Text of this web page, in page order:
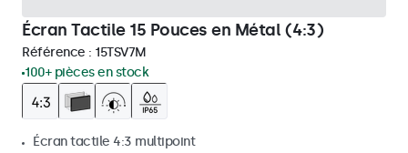
Écran Tactile 15 Pouces en Métal (4:3)
Référence : 15TSV7M
100+ pièces en stock
Écran tactile 4:3 multipoint